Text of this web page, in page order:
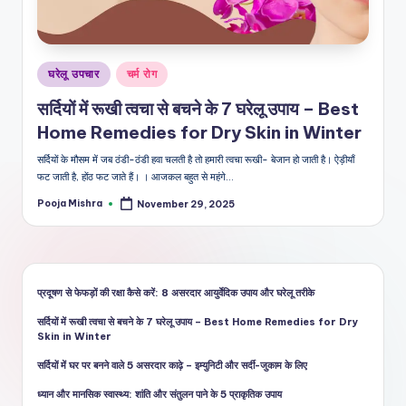
ली
का
भरो
सेमं
द
स्रो
त
Posted
in
घरेलू उपचार चर्म रोग
सर्दियों में रूखी त्वचा से बचने के 7 घरेलू उपाय – Best
Home Remedies for Dry Skin in Winter
सर्दियों के मौसम में जब ठंडी-ठंडी हवा चलती है तो हमारी त्वचा रूखी- बेजान हो जाती है। ऐड़ीयाँ
फट जाती है, होंठ फट जाते हैं। । आजकल बहुत से महंगे…
Posted
Pooja Mishra November 29, 2025
प्रदूषण से फेफड़ों की रक्षा कैसे करें: 8 असरदार आयुर्वेदिक उपाय और घरेलू तरीके
सर्दियों में रूखी त्वचा से बचने के 7 घरेलू उपाय – Best Home Remedies for Dry
Skin in Winter
सर्दियों में घर पर बनने वाले 5 असरदार काढ़े – इम्युनिटी और सर्दी-जुकाम के लिए
ध्यान और मानसिक स्वास्थ्य: शांति और संतुलन पाने के 5 प्राकृतिक उपाय